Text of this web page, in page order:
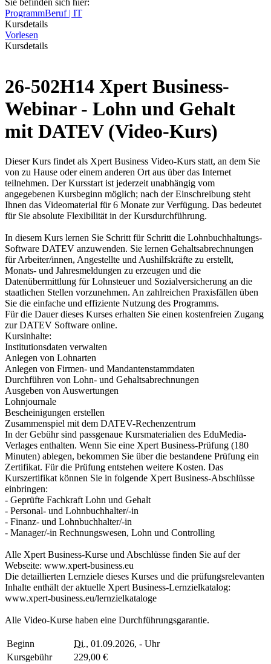
Sie befinden sich hier:
ProgrammBeruf | IT
Kursdetails
Vorlesen
Kursdetails
26-502H14 Xpert Business-
Webinar - Lohn und Gehalt
mit DATEV (Video-Kurs)
Dieser Kurs findet als Xpert Business Video-Kurs statt, an dem Sie
von zu Hause oder einem anderen Ort aus über das Internet
teilnehmen. Der Kursstart ist jederzeit unabhängig vom
angegebenen Kursbeginn möglich; nach der Einschreibung steht
Ihnen das Videomaterial für 6 Monate zur Verfügung. Das bedeutet
für Sie absolute Flexibilität in der Kursdurchführung.
In diesem Kurs lernen Sie Schritt für Schritt die Lohnbuchhaltungs-
Software DATEV anzuwenden. Sie lernen Gehaltsabrechnungen
für Arbeiter/innen, Angestellte und Aushilfskräfte zu erstellt,
Monats- und Jahresmeldungen zu erzeugen und die
Datenübermittlung für Lohnsteuer und Sozialversicherung an die
staatlichen Stellen vorzunehmen. An zahlreichen Praxisfällen üben
Sie die einfache und effiziente Nutzung des Programms.
Für die Dauer dieses Kurses erhalten Sie einen kostenfreien Zugang
zur DATEV Software online.
Kursinhalte:
Institutionsdaten verwalten
Anlegen von Lohnarten
Anlegen von Firmen- und Mandantenstammdaten
Durchführen von Lohn- und Gehaltsabrechnungen
Ausgeben von Auswertungen
Lohnjournale
Bescheinigungen erstellen
Zusammenspiel mit dem DATEV-Rechenzentrum
In der Gebühr sind passgenaue Kursmaterialien des EduMedia-
Verlages enthalten. Wenn Sie eine Xpert Business-Prüfung (180
Minuten) ablegen, bekommen Sie über die bestandene Prüfung ein
Zertifikat. Für die Prüfung entstehen weitere Kosten. Das
Kurszertifikat können Sie in folgende Xpert Business-Abschlüsse
einbringen:
- Geprüfte Fachkraft Lohn und Gehalt
- Personal- und Lohnbuchhalter/-in
- Finanz- und Lohnbuchhalter/-in
- Manager/-in Rechnungswesen, Lohn und Controlling
Alle Xpert Business-Kurse und Abschlüsse finden Sie auf der
Webseite: www.xpert-business.eu
Die detaillierten Lernziele dieses Kurses und die prüfungsrelevanten
Inhalte enthält der aktuelle Xpert Business-Lernzielkatalog:
www.xpert-business.eu/lernzielkataloge
Alle Video-Kurse haben eine Durchführungsgarantie.
Beginn Di., 01.09.2026, - Uhr
Kursgebühr
229,00 €